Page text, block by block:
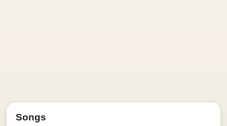
Songs